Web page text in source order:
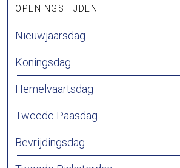
OPENINGSTIJDEN
Nieuwjaarsdag
Koningsdag
Hemelvaartsdag
Tweede Paasdag
Bevrijdingsdag